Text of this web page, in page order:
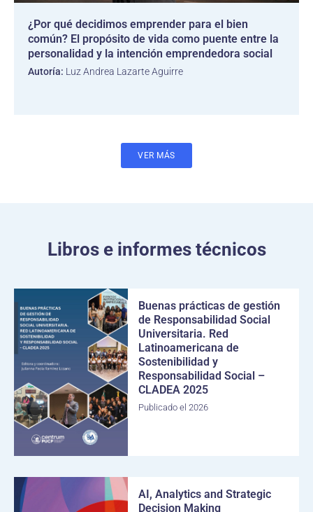
¿Por qué decidimos emprender para el bien
común? El propósito de vida como puente entre la
personalidad y la intención emprendedora social
Autoría: Luz Andrea Lazarte Aguirre
VER MÁS
Libros e informes técnicos
Buenas prácticas de gestión
de Responsabilidad Social
Universitaria. Red
Latinoamericana de
Sostenibilidad y
Responsabilidad Social –
CLADEA 2025
Publicado el 2026
AI, Analytics and Strategic
Decision Making